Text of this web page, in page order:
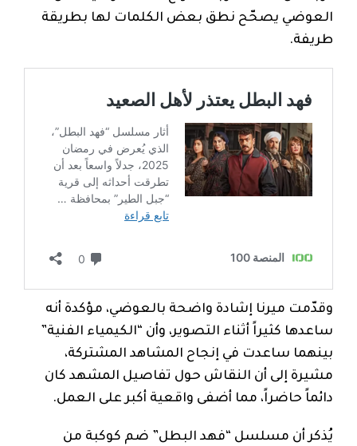
العوضي يصحّح نطق بعض الكلمات لها بطريقة
طريفة.
وقدّمت ميرنا إشادة واضحة بالعوضي، مؤكدة أنه
ساعدها كثيراً أثناء التصوير، وأن “الكيمياء الفنية”
بينهما ساعدت في إنجاح المشاهد المشتركة،
مشيرة إلى أن النقاش حول تفاصيل المشهد كان
دائماً حاضراً، مما أضفى واقعية أكبر على العمل.
يُذكر أن مسلسل “فهد البطل” ضم كوكبة من